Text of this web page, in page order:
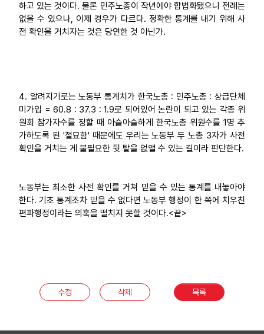
하고 있는 것이다. 물론 민주노총이 작년에야 합법화됐으니 전례는
없을 수 있으나, 이제 경우가 다르다. 정확한 통계를 내기 위해 사
전 확인을 거치자는 것은 당연한 것 아닌가.
4. 알려지기로는 노동부 통계치가 한국노총 : 민주노총 : 상급단체
미가입 = 60.8 : 37.3 : 1.9로 되어있어 논란이 되고 있는 각종 위
원회 참가자수를 정할 때 아슬아슬하게 한국노총 위원수를 1명 추
가하도록 된 '절묘함' 때문에도 우리는 노동부 두 노총 3자가 사전
확인을 거치는 게 불필요한 뒷 탈을 없앨 수 있는 길이라 판단한다.
노동부는 최소한 사전 확인를 거쳐 믿을 수 있는 통계를 내놓아야
한다. 기초 통계조차 믿을 수 없다면 노동부 행정이 한 쪽에 치우친
편파행정이라는 의혹을 떨치지 못할 것이다.<끝>
수정 삭제 목록